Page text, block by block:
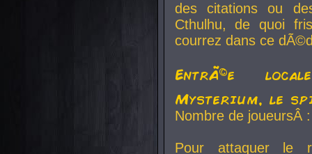
des citations ou
Cthulhu, de quoi
courrez dans ce
EntrÃ©e
Mysterium, le
Nombre de
Pour attaquer le